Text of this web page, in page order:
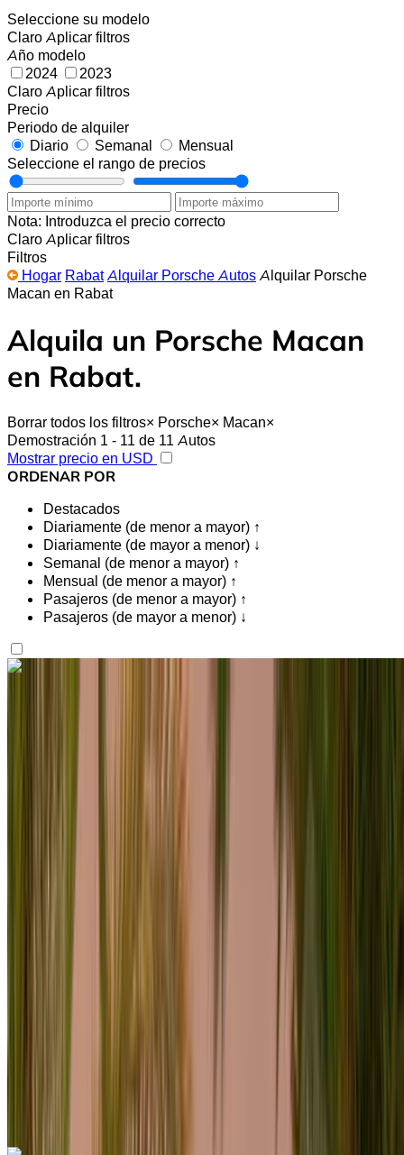
Seleccione su modelo
Claro Aplicar filtros
Año modelo
2024
2023
Claro Aplicar filtros
Precio
Periodo de alquiler
Diario
Semanal
Mensual
Seleccione el rango de precios
Nota: Introduzca el precio correcto
Claro Aplicar filtros
Filtros
Hogar Rabat Alquilar Porsche Autos Alquilar Porsche
Macan en Rabat
Alquila un Porsche Macan
en Rabat.
Borrar todos los filtros× Porsche× Macan×
Demostración 1 - 11 de 11 Autos
Mostrar precio en USD
ORDENAR POR
Destacados
Diariamente (de menor a mayor) ↑
Diariamente (de mayor a menor) ↓
Semanal (de menor a mayor) ↑
Mensual (de menor a mayor) ↑
Pasajeros (de menor a mayor) ↑
Pasajeros (de mayor a menor) ↓
¿Te gusta lo que ves?